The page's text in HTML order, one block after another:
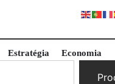
Estratégia Economia